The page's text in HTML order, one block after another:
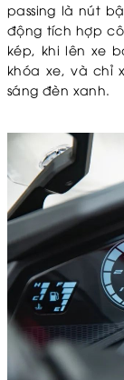
passing là nút
động tích hợp
kép, khi lên xe
khóa xe, và chỉ
sáng đèn xanh.